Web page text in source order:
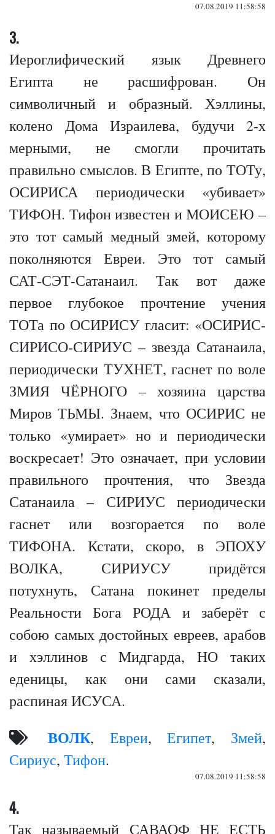
07.08.2019 11:58:58
3.
Иероглифический язык Древнего
Египта не расшифрован. Он
символичный и образный. Хэллины,
колено Дома Израилева, будучи 2-х
мерными, не смогли прочитать
правильно смыслов. В Египте, по ТОТу,
ОСИРИСА периодически «убивает»
ТИФОН. Тифон известен и МОИСЕЮ –
это тот самый медный змей, которому
поколняются Евреи. Это тот самый
САТ-СЭТ-Сатанаил. Так вот даже
первое глубокое прочтение учения
ТОТа по ОСИРИСУ гласит: «ОСИРИС-
СИРИСО-СИРИУС – звезда Сатанаила,
периодически ТУХНЕТ, гаснет по воле
ЗМИЯ ЧЁРНОГО – хозяина царства
Миров ТЬМЫ. Знаем, что ОСИРИС не
только «умирает» но и периодически
воскресает! Это означает, при условии
правильного прочтения, что Звезда
Сатанаила – СИРИУС периодически
гаснет или возгорается по воле
ТИФОНА. Кстати, скоро, в ЭПОХУ
ВОЛКА, СИРИУСУ придётся
потухнуть, Сатана покинет пределы
Реальности Бога РОДА и заберёт с
собою самых достойных евреев, арабов
и хэллинов с Мидгарда, НО таких
еденицы, как они сами сказали,
распиная ИСУСА.
ВОЛК, Евреи,Египет, Змей,
Сириус, Тифон.
07.08.2019 11:58:58
4.
Так называемый САВАОФ НЕ ЕСТЬ